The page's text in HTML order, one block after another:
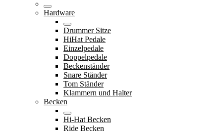
Hardware
Drummer Sitze
HiHat Pedale
Einzelpedale
Doppelpedale
Beckenständer
Snare Ständer
Tom Ständer
Klammern und Halter
Becken
Hi-Hat Becken
Ride Becken